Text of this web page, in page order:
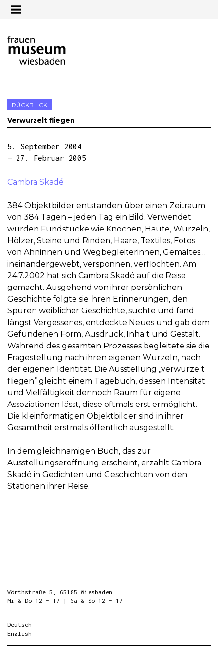
RÜCKBLICK
Verwurzelt fliegen
5. September 2004
— 27. Februar 2005
Cambra Skadé
384 Objektbilder entstanden über einen Zeitraum
von 384 Tagen – jeden Tag ein Bild. Verwendet
wurden Fundstücke wie Knochen, Häute, Wurzeln,
Hölzer, Steine und Rinden, Haare, Textiles, Fotos
von Ahninnen und Wegbegleiterinnen, Gemaltes…
ineinandergewebt, versponnen, verflochten. Am
24.7.2002 hat sich Cambra Skadé auf die Reise
gemacht. Ausgehend von ihrer persönlichen
Geschichte folgte sie ihren Erinnerungen, den
Spuren weiblicher Geschichte, suchte und fand
längst Vergessenes, entdeckte Neues und gab dem
Gefundenen Form, Ausdruck, Inhalt und Gestalt.
Während des gesamten Prozesses begleitete sie die
Fragestellung nach ihren eigenen Wurzeln, nach
der eigenen Identität. Die Ausstellung „verwurzelt
fliegen“ gleicht einem Tagebuch, dessen Intensität
und Vielfältigkeit dennoch Raum für eigene
Assoziationen lässt, diese oftmals erst ermöglicht.
Die kleinformatigen Objektbilder sind in ihrer
Gesamtheit erstmals öffentlich ausgestellt.
In dem gleichnamigen Buch, das zur
Ausstellungseröffnung erscheint, erzählt Cambra
Skadé in Gedichten und Geschichten von den
Stationen ihrer Reise.
Wörthstraße 5, 65185 Wiesbaden
Mi & Do 12 – 17 | Sa & So 12 – 17
Deutsch
English